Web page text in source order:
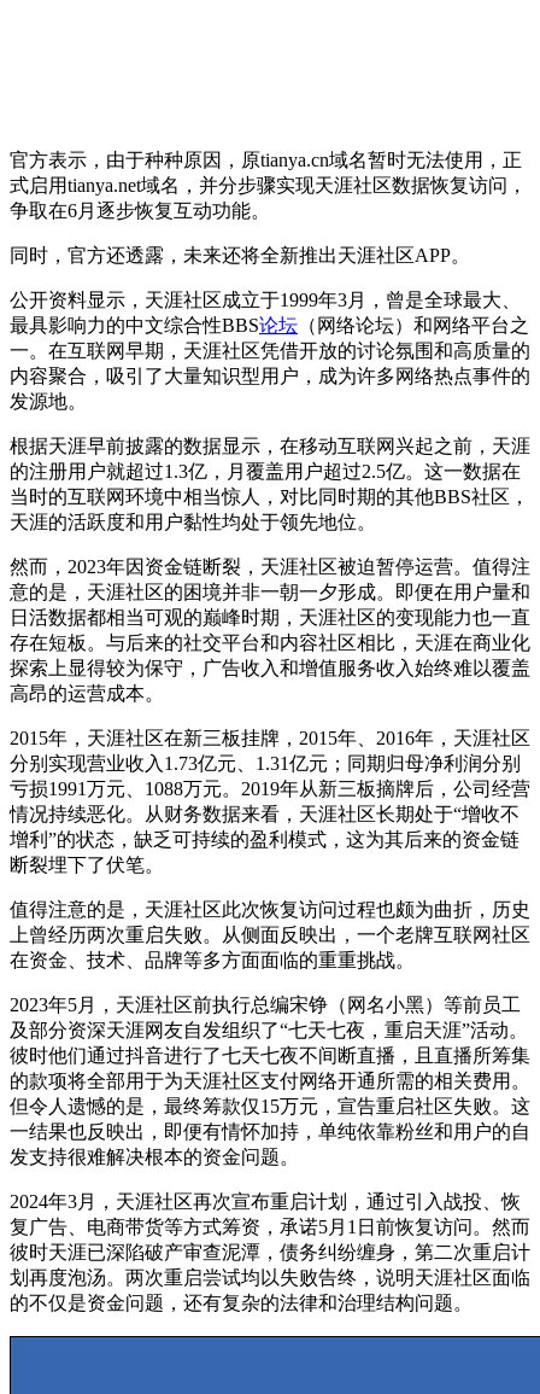
官方表示，由于种种原因，原tianya.cn域名暂时无法使用，正
式启用tianya.net域名，并分步骤实现天涯社区数据恢复访问，
争取在6月逐步恢复互动功能。
同时，官方还透露，未来还将全新推出天涯社区APP。
公开资料显示，天涯社区成立于1999年3月，曾是全球最大、
最具影响力的中文综合性BBS论坛 （网络论坛）和网络平台之
一。在互联网早期，天涯社区凭借开放的讨论氛围和高质量的
内容聚合，吸引了大量知识型用户，成为许多网络热点事件的
发源地。
根据天涯早前披露的数据显示，在移动互联网兴起之前，天涯
的注册用户就超过1.3亿，月覆盖用户超过2.5亿。这一数据在
当时的互联网环境中相当惊人，对比同时期的其他BBS社区，
天涯的活跃度和用户黏性均处于领先地位。
然而，2023年因资金链断裂，天涯社区被迫暂停运营。值得注
意的是，天涯社区的困境并非一朝一夕形成。即便在用户量和
日活数据都相当可观的巅峰时期，天涯社区的变现能力也一直
存在短板。与后来的社交平台和内容社区相比，天涯在商业化
探索上显得较为保守，广告收入和增值服务收入始终难以覆盖
高昂的运营成本。
2015年，天涯社区在新三板挂牌，2015年、2016年，天涯社区
分别实现营业收入1.73亿元、1.31亿元；同期归母净利润分别
亏损1991万元、1088万元。2019年从新三板摘牌后，公司经营
情况持续恶化。从财务数据来看，天涯社区长期处于“增收不
增利”的状态，缺乏可持续的盈利模式，这为其后来的资金链
断裂埋下了伏笔。
值得注意的是，天涯社区此次恢复访问过程也颇为曲折，历史
上曾经历两次重启失败。从侧面反映出，一个老牌互联网社区
在资金、技术、品牌等多方面面临的重重挑战。
2023年5月，天涯社区前执行总编宋铮（网名小黑）等前员工
及部分资深天涯网友自发组织了“七天七夜，重启天涯”活动。
彼时他们通过抖音进行了七天七夜不间断直播，且直播所筹集
的款项将全部用于为天涯社区支付网络开通所需的相关费用。
但令人遗憾的是，最终筹款仅15万元，宣告重启社区失败。这
一结果也反映出，即便有情怀加持，单纯依靠粉丝和用户的自
发支持很难解决根本的资金问题。
2024年3月，天涯社区再次宣布重启计划，通过引入战投、恢
复广告、电商带货等方式筹资，承诺5月1日前恢复访问。然而
彼时天涯已深陷破产审查泥潭，债务纠纷缠身，第二次重启计
划再度泡汤。两次重启尝试均以失败告终，说明天涯社区面临
的不仅是资金问题，还有复杂的法律和治理结构问题。